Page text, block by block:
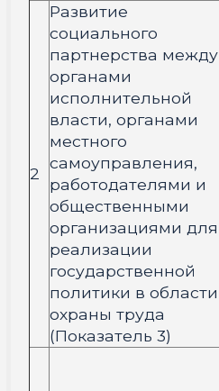
2
Развитие
социального
партнерства между
органами
исполнительной
власти, органами
местного
самоуправления,
работодателями и
общественными
организациями для
реализации
государственной
политики в области
охраны труда
(Показатель 3)